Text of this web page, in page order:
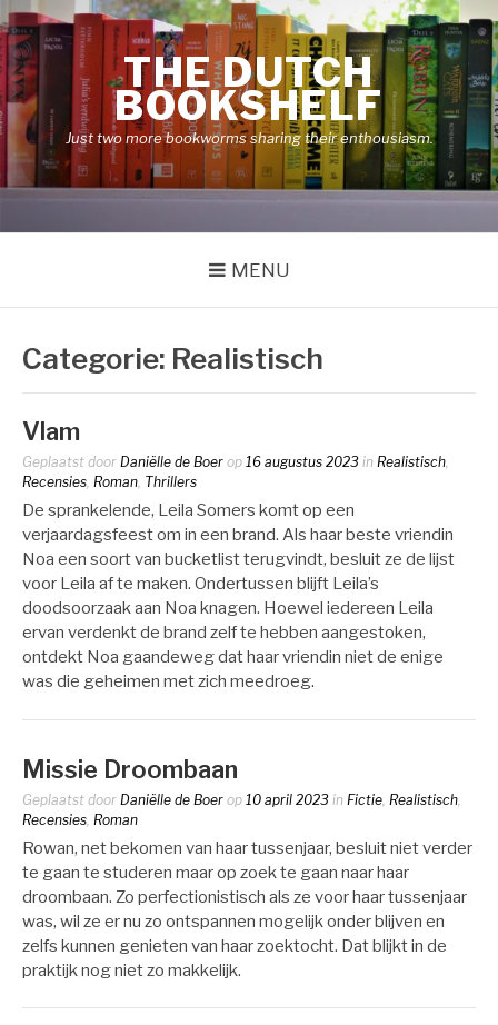
Naar
de
inhoud
springen
THE DUTCH
BOOKSHELF
Just two more bookworms sharing their enthousiasm.
MENU
Categorie: Realistisch
Vlam
Geplaatst door Daniëlle de Boer op 16 augustus 2023 in Realistisch,
Recensies, Roman, Thrillers
De sprankelende, Leila Somers komt op een
verjaardagsfeest om in een brand. Als haar beste vriendin
Noa een soort van bucketlist terugvindt, besluit ze de lijst
voor Leila af te maken. Ondertussen blijft Leila’s
doodsoorzaak aan Noa knagen. Hoewel iedereen Leila
ervan verdenkt de brand zelf te hebben aangestoken,
ontdekt Noa gaandeweg dat haar vriendin niet de enige
was die geheimen met zich meedroeg.
Missie Droombaan
Geplaatst door Daniëlle de Boer op 10 april 2023 in Fictie Realistisch
Recensies Roman
Rowan, net bekomen van haar tussenjaar, besluit niet verder
te gaan te studeren maar op zoek te gaan naar haar
droombaan. Zo perfectionistisch als ze voor haar tussenjaar
was, wil ze er nu zo ontspannen mogelijk onder blijven en
zelfs kunnen genieten van haar zoektocht. Dat blijkt in de
praktijk nog niet zo makkelijk.